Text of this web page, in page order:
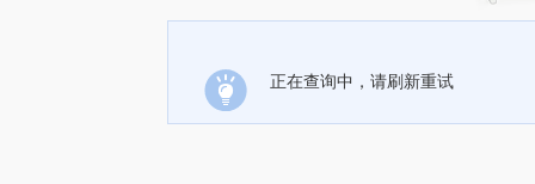
正在查询中，请刷新重试